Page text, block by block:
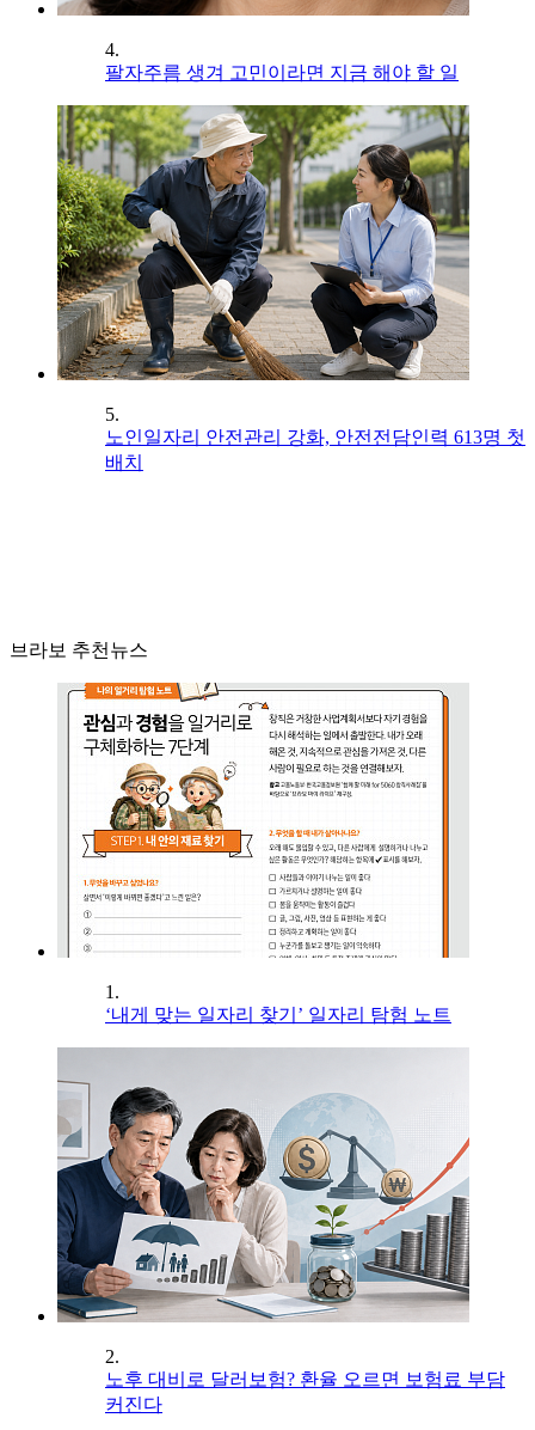
4.
팔자주름 생겨 고민이라면 지금 해야 할 일
5.
노인일자리 안전관리 강화, 안전전담인력 613명 첫
배치
브라보 추천뉴스
1.
‘내게 맞는 일자리 찾기’ 일자리 탐험 노트
2.
노후 대비로 달러보험? 환율 오르면 보험료 부담
커진다